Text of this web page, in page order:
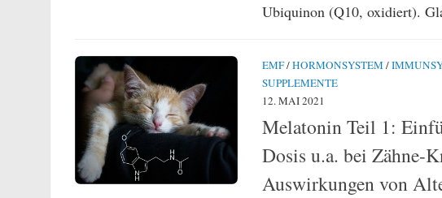
Ubiquinon (Q10, oxidiert).
EMF/HORMONSYSTEM /
SUPPLEMENTE
12. MAI 2021
Melatonin Teil 1:
Dosis u.a. bei Zähne-
Auswirkungen von